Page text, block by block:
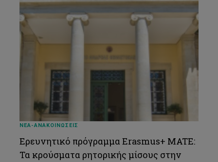
ΝΕΑ-ΑΝΑΚΟΙΝΩΣΕΙΣ
Ερευνητικό πρόγραμμα Erasmus+ MATE:
Τα κρούσματα ρητορικής μίσους στην